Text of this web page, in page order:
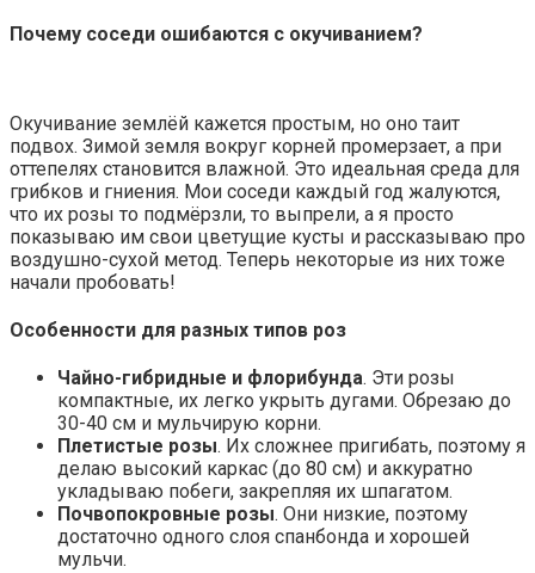
Почему соседи ошибаются с окучиванием?
Окучивание землёй кажется простым, но оно таит
подвох. Зимой земля вокруг корней промерзает, а при
оттепелях становится влажной. Это идеальная среда для
грибков и гниения. Мои соседи каждый год жалуются,
что их розы то подмёрзли, то выпрели, а я просто
показываю им свои цветущие кусты и рассказываю про
воздушно-сухой метод. Теперь некоторые из них тоже
начали пробовать!
Особенности для разных типов роз
Чайно-гибридные и флорибунда. Эти розы
компактные, их легко укрыть дугами. Обрезаю до
30-40 см и мульчирую корни.
Плетистые розы. Их сложнее пригибать, поэтому я
делаю высокий каркас (до 80 см) и аккуратно
укладываю побеги, закрепляя их шпагатом.
Почвопокровные розы. Они низкие, поэтому
достаточно одного слоя спанбонда и хорошей
мульчи.